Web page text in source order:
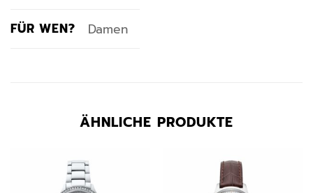
FÜR WEN? Damen
ÄHNLICHE PRODUKTE